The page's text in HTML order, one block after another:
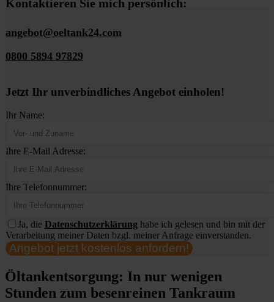
Kontaktieren Sie mich persönlich:
angebot@oeltank24.com
0800 5894 97829
Jetzt Ihr unverbindliches Angebot einholen!
Ihr Name:
Ihre E-Mail Adresse:
Ihre Telefonnummer:
Ja, die Datenschutzerklärung habe ich gelesen und bin mit der
Verarbeitung meiner Daten bzgl. meiner Anfrage einverstanden.
Angebot jetzt kostenlos anfordern!
Öltankentsorgung: In nur wenigen
Stunden zum besenreinen Tankraum